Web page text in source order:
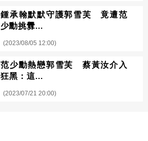
鍾承翰默默守護郭雪芙 竟遭范
少勳挑釁...
(2023/08/05 12:00)
范少勳熱戀郭雪芙 蔡黃汝介入
狂黑：這...
(2023/07/21 20:00)